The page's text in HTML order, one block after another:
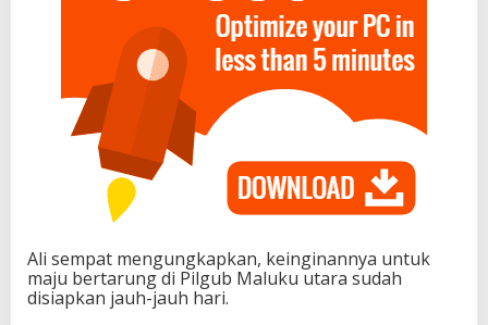
Ali sempat mengungkapkan, keinginannya untuk
maju bertarung di Pilgub Maluku utara sudah
disiapkan jauh-jauh hari.